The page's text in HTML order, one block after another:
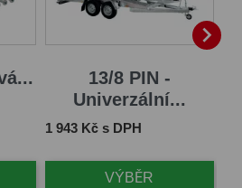
13/8 PIN -
Univerzální...
Cena
1 943 Kč s DPH
VÝBĚR
